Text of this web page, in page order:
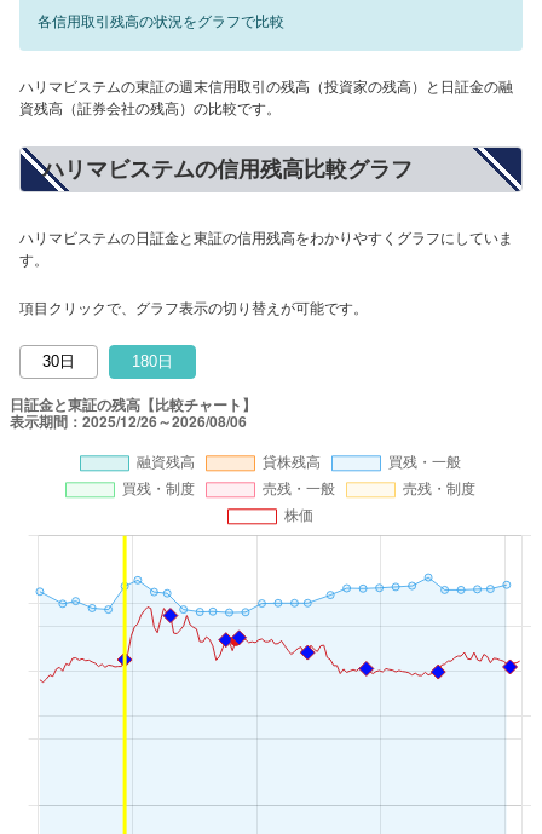
各信用取引残高の状況をグラフで比較
ハリマビステムの東証の週末信用取引の残高（投資家の残高）と日証金の融
資残高（証券会社の残高）の比較です。
ハリマビステムの信用残高比較グラフ
ハリマビステムの日証金と東証の信用残高をわかりやすくグラフにしていま
す。
項目クリックで、グラフ表示の切り替えが可能です。
30日 180日